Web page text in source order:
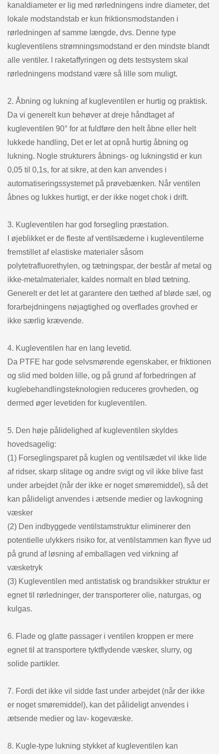
kanaldiameter er lig med rørledningens indre diameter, det
lokale modstandstab er kun friktionsmodstanden i
rørledningen af samme længde, dvs. Denne type
kugleventilens strømningsmodstand er den mindste blandt
alle ventiler. I raketaffyringen og dets testsystem skal
rørledningens modstand være så lille som muligt.
2. Åbning og lukning af kugleventilen er hurtig og praktisk.
Da vi generelt kun behøver at dreje håndtaget af
kugleventilen 90° for at fuldføre den helt åbne eller helt
lukkede handling, Det er let at opnå hurtig åbning og
lukning. Nogle strukturers åbnings- og lukningstid er kun
0,05 til 0,1s, for at sikre, at den kan anvendes i
automatiseringssystemet på prøvebænken. Når ventilen
åbnes og lukkes hurtigt, er der ikke noget chok i drift.
3. Kugleventilen har god forsegling præstation.
I øjeblikket er de fleste af ventilsæderne i kugleventilerne
fremstillet af elastiske materialer såsom
polytetrafluorethylen, og tætningspar, der består af metal og
ikke-metalmaterialer, kaldes normalt en blød tætning.
Generelt er det let at garantere den tæthed af bløde sæl, og
forarbejdningens nøjagtighed og overflades grovhed er
ikke særlig krævende.
4. Kugleventilen har en lang levetid.
Da PTFE har gode selvsmørende egenskaber, er friktionen
og slid med bolden lille, og på grund af forbedringen af
kuglebehandlingsteknologien reduceres grovheden, og
dermed øger levetiden for kugleventilen.
5. Den høje pålidelighed af kugleventilen skyldes
hovedsagelig:
(1) Forseglingsparet på kuglen og ventilsædet vil ikke lide
af ridser, skarp slitage og andre svigt og vil ikke blive fast
under arbejdet (når der ikke er noget smøremiddel), så det
kan pålideligt anvendes i ætsende medier og lavkogning
væsker
(2) Den indbyggede ventilstamstruktur eliminerer den
potentielle ulykkers risiko for, at ventilstammen kan flyve ud
på grund af løsning af emballagen ved virkning af
væsketryk
(3) Kugleventilen med antistatisk og brandsikker struktur er
egnet til rørledninger, der transporterer olie, naturgas, og
kulgas.
6. Flade og glatte passager i ventilen kroppen er mere
egnet til at transportere tyktflydende væsker, slurry, og
solide partikler.
7. Fordi det ikke vil sidde fast under arbejdet (når der ikke
er noget smøremiddel), kan det pålideligt anvendes i
ætsende medier og lav- kogevæske.
8. Kugle-type lukning stykket af kugleventilen kan